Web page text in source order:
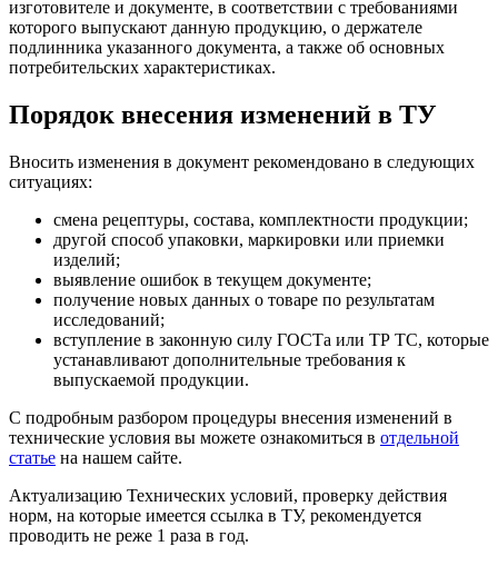
изготовителе и документе, в соответствии с требованиями
которого выпускают данную продукцию, о держателе
подлинника указанного документа, а также об основных
потребительских характеристиках.
Порядок внесения изменений в ТУ
Вносить изменения в документ рекомендовано в следующих
ситуациях:
смена рецептуры, состава, комплектности продукции;
другой способ упаковки, маркировки или приемки
изделий;
выявление ошибок в текущем документе;
получение новых данных о товаре по результатам
исследований;
вступление в законную силу ГОСТа или ТР ТС, которые
устанавливают дополнительные требования к
выпускаемой продукции.
С подробным разбором процедуры внесения изменений в
технические условия вы можете ознакомиться в отдельной
статье на нашем сайте.
Актуализацию Технических условий, проверку действия
норм, на которые имеется ссылка в ТУ, рекомендуется
проводить не реже 1 раза в год.